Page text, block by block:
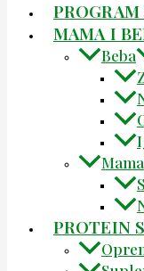
PROGRAM
MAMA I
Beba
Mama
PROTEIN